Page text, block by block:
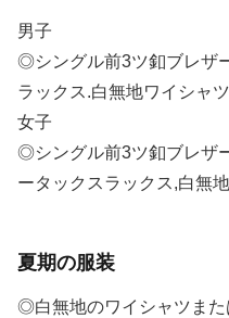
男子
◎シングル前3ツ釦ブレザ
ラックス.白無地ワイシャ
女子
◎シングル前3ツ釦ブレザ
ータックスラックス,白無
夏期の服装
◎白無地のワイシャツまた